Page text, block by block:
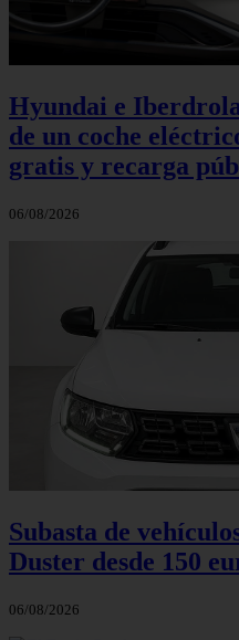
Hyundai e
de un coche
gratis y recarga
06/08/2026
Subasta de
Duster desde 150
06/08/2026